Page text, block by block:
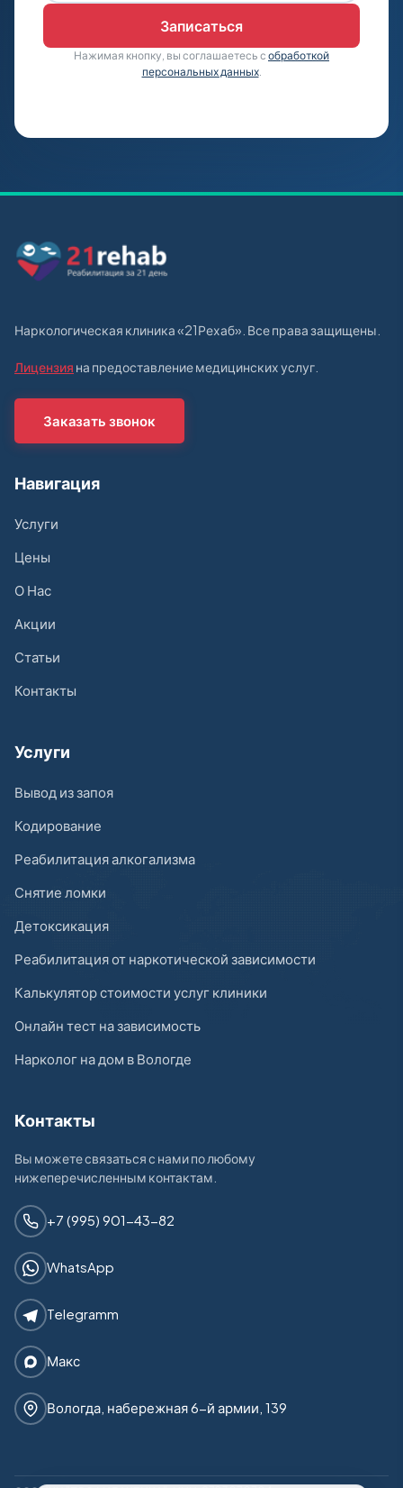
Нажимая кнопку, вы соглашаетесь с обработкой
персональных данных.
Наркологическая клиника «21Рехаб». Все права защищены.
Лицензия на предоставление медицинских услуг.
Заказать звонок
Навигация
Услуги
Цены
О Нас
Акции
Статьи
Контакты
Услуги
Вывод из запоя
Кодирование
Реабилитация алкогализма
Снятие ломки
Детоксикация
Реабилитация от наркотической зависимости
Калькулятор стоимости услуг клиники
Онлайн тест на зависимость
Нарколог на дом в Вологде
Контакты
Вы можете связаться с нами по любому
нижеперечисленным контактам.
+7 (995) 901-43-82
WhatsApp
Telegramm
Макс
Вологда, набережная 6-й армии, 139